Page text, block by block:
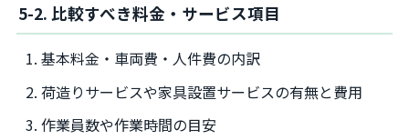
5-2. 比較すべき料金・サービス項目
基本料金・車両費・人件費の内訳
荷造りサービスや家具設置サービスの有無と費用
作業員数や作業時間の目安